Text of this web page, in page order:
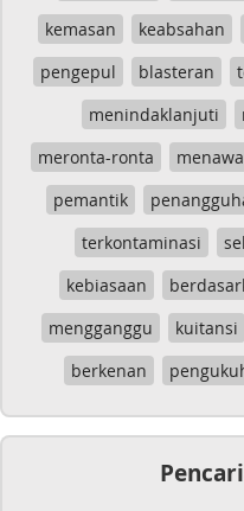
kemasan keabsahan
pengepul
blasteran
menindaklanjuti
meronta-ronta
pemantik
terkontaminasi
kebiasaan
mengganggu
kuitansi
berkenan